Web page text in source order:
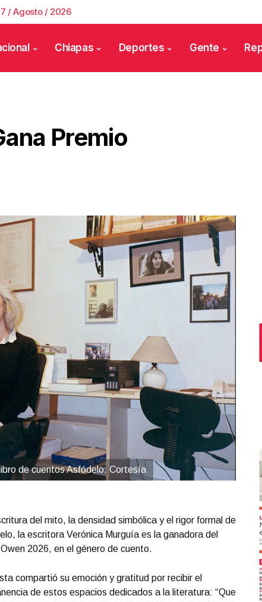
7 / Agosto / 2026
Chiapas Deportes Gente
Premio
de cuentos Asfódelo. Cortesía
del mito, la densidad simbólica y el rigor formal de
la escritora Verónica Murguía es la ganadora del
2026, en el género de cuento.
compartió su emoción y gratitud por recibir el
de estos espacios dedicados a la literatura: “Que